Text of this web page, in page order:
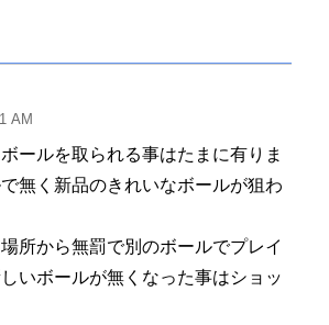
AM
ールを取られる事はたまに有りま
無く新品のきれいなボールが狙わ
所から無罰で別のボールでプレイ
いボールが無くなった事はショッ